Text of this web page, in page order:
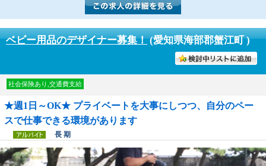
ベビー用品のデザイナー募集！(愛知県海部郡蟹江町 )
討中リストに入れる
社会保険あり,交通費支給
★週1日～OK★ プライベートを大事にしつつ、自分のペー
スで仕事できる環境があります
長 期